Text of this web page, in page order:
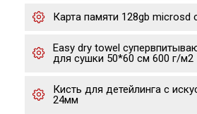
Карта памяти 128gb microsd
Easy dry towel
для сушки 50*60 см 600 г/м2
Кисть для детейлинга с
24мм